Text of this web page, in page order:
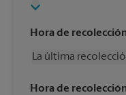
Hora de
La última
Miércoles
6:00
Hora de